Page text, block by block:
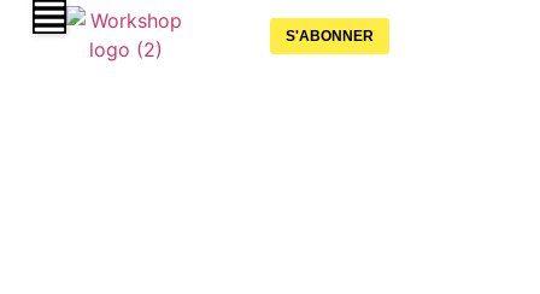
S'ABONNER